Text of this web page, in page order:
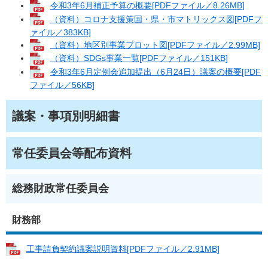
令和3年6月補正予算の概要[PDFファイル／8.26MB]
（資料）コロナ支援策国・県・市マトリックス図[PDFフ
ァイル／383KB]
（資料）地区別事業プロット図[PDFファイル／2.99MB]
（資料）SDGs事業一覧[PDFファイル／151KB]
令和3年6月定例会追加提出（6月24日）議案の概要[PDF
ファイル／56KB]
議案・事項別明細書
常任委員会等配布資料
総務財政常任委員会
財務部
工事請負契約議案説明資料[PDFファイル／2.91MB]